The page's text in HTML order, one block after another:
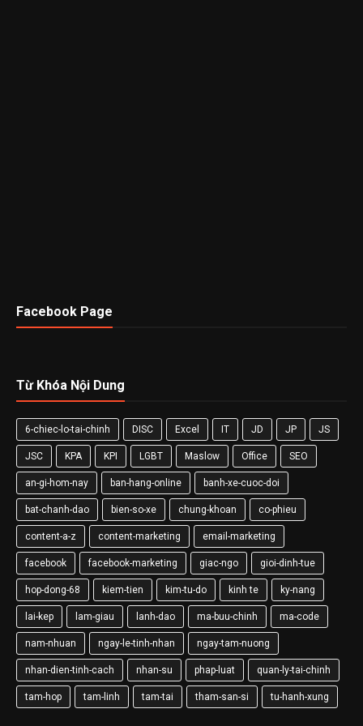
Facebook Page
Từ Khóa Nội Dung
6-chiec-lo-tai-chinh DISC Excel IT JD JP JS
JSC KPA KPI LGBT Maslow Office SEO
an-gi-hom-nay ban-hang-online banh-xe-cuoc-doi
bat-chanh-dao bien-so-xe chung-khoan co-phieu
content-a-z content-marketing email-marketing
facebook facebook-marketing giac-ngo gioi-dinh-tue
hop-dong-68 kiem-tien kim-tu-do kinh te ky-nang
lai-kep lam-giau lanh-dao ma-buu-chinh ma-code
nam-nhuan ngay-le-tinh-nhan ngay-tam-nuong
nhan-dien-tinh-cach nhan-su phap-luat quan-ly-tai-chinh
tam-hop tam-linh tam-tai tham-san-si tu-hanh-xung